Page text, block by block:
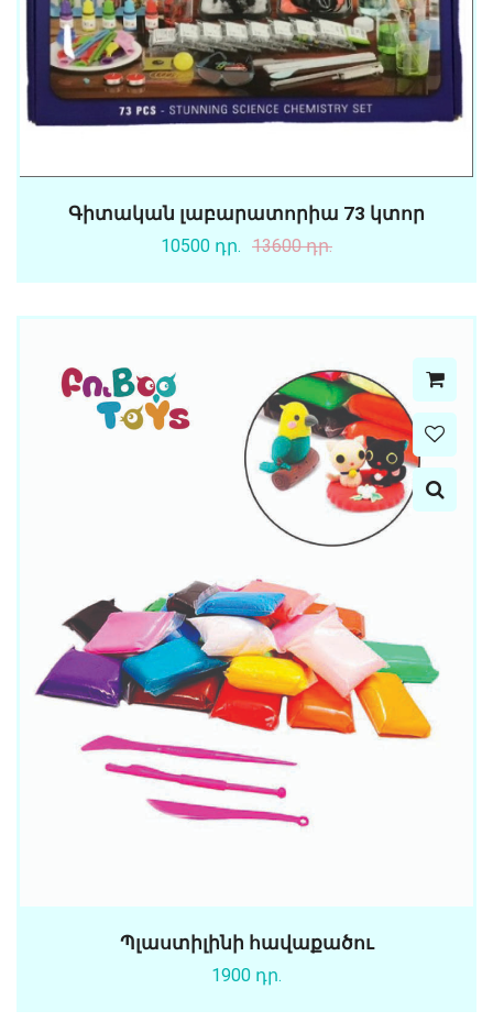
Գիտական լաբարատորիա 73 կտոր
10500 դր. 13600 դր.
Պլաստիլինի հավաքածու
1900 դր.